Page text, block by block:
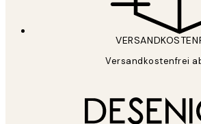
Versandkostenfrei